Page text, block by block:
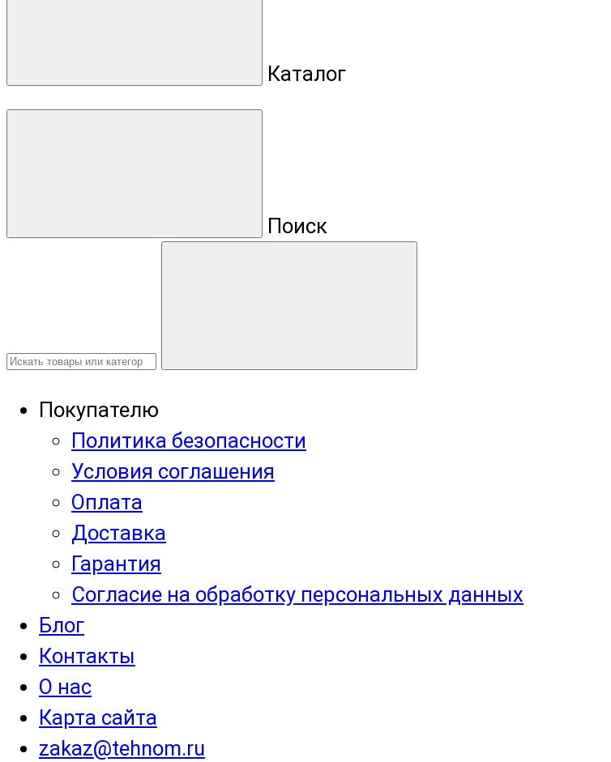
Каталог
Поиск
Покупателю
Политика безопасности
Условия соглашения
Оплата
Доставка
Гарантия
Согласие на обработку персональных данных
Блог
Контакты
О нас
Карта сайта
zakaz@tehnom.ru